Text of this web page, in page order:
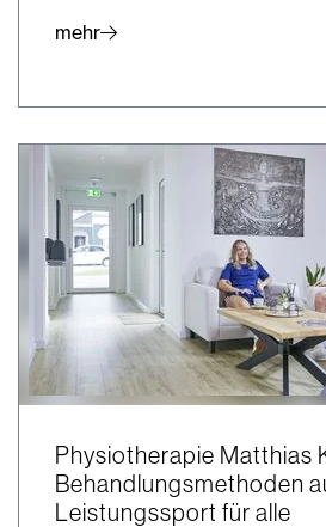
mehr
Physiotherapie Matthias
Behandlungsmethoden
Leistungssport für alle